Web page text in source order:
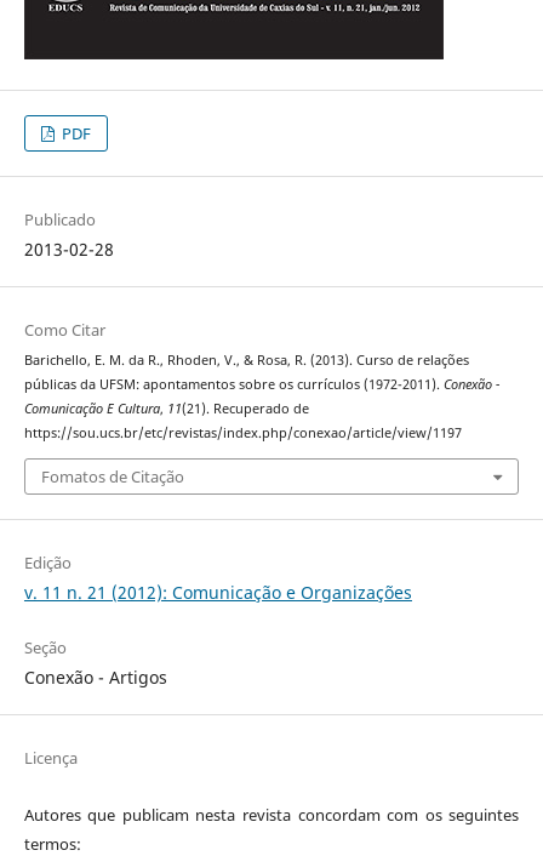
PDF
Publicado
2013-02-28
Como Citar
Barichello, E. M. da R., Rhoden, V., & Rosa, R. (2013). Curso de relações
públicas da UFSM: apontamentos sobre os currículos (1972-2011). Conexão -
Comunicação E Cultura, 11(21). Recuperado de
https://sou.ucs.br/etc/revistas/index.php/conexao/article/view/1197
Fomatos de Citação
Edição
v. 11 n. 21 (2012): Comunicação e Organizações
Seção
Conexão - Artigos
Licença
Autores que publicam nesta revista concordam com os seguintes
termos: